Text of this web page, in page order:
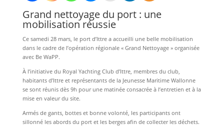
Grand nettoyage du port : une
mobilisation réussie
Ce samedi 28 mars, le port d’Ittre a accueilli une belle mobilisation
dans le cadre de l’opération régionale « Grand Nettoyage » organisée
avec Be WaPP.
À l’initiative du Royal Yachting Club d’Ittre, membres du club,
habitants d’Ittre et représentants de la Jeunesse Maritime Wallonne
se sont réunis dès 9h pour une matinée consacrée à l’entretien et à la
mise en valeur du site.
Armés de gants, bottes et bonne volonté, les participants ont
sillonné les abords du port et les berges afin de collecter les déchets.